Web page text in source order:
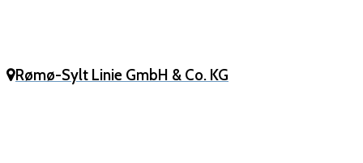
Rømø-Sylt Linie GmbH & Co. KG